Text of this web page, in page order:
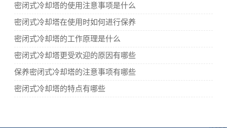
密闭式冷却塔的使用注意事项是什么
密闭式冷却塔在使用时如何进行保养
密闭式冷却塔的工作原理是什么
密闭式冷却塔更受欢迎的原因有哪些
保养密闭式冷却塔的注意事项有哪些
密闭式冷却塔的特点有哪些